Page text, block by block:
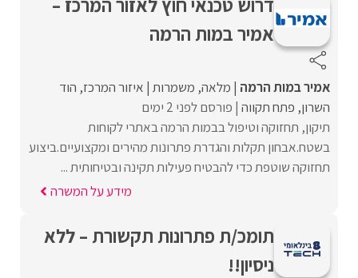
אמיר במות הרמה
אמיר במות הרמה מלאה משמרות איזור המרכז הוד
השרון פתח תקווה פורסם לפני 2 ימים
תיקון, תחזוקה וטיפול בבמות הרמה באתרי לקוחות
בשטח.אבחון תקלות והגדרת פתרונות מהירים ומקצועיים.ביצוע
תחזוקה שוטפת כדי להבטיח פעילות תקינה ובטיחותית ...
מידע על המשרה
תומכ/ת פתרונות תקשורת – ללא
ניסיון!!